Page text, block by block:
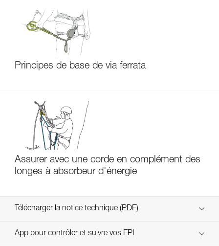
Principes de base de via ferrata
Assurer avec une corde en complément des
longes à absorbeur d'énergie
Télécharger la notice technique (PDF)
Technical Notice
App pour contrôler et suivre vos EPI